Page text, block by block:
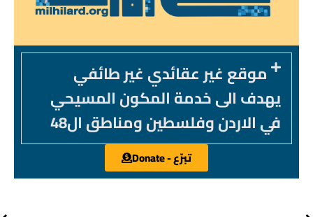
موقع غير عقائدي غير طائفي
يهدف الى خدمة المكون المسيحي
في الاردن وفلسطين ومناطق ال48
تبرّع - Donate